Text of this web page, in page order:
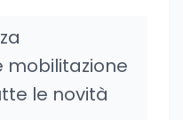
le novità